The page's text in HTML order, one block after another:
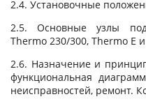
2.4. Установочные
2.5. Основные узлы
Thermo 230/300, Thermo E
2.6. Назначение и
функциональная
неисправностей, ремонт.